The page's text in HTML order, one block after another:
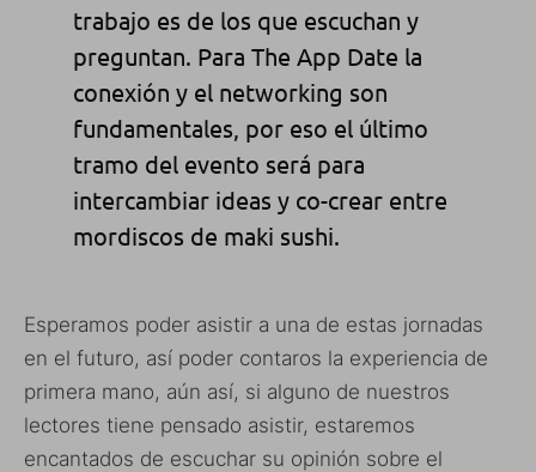
trabajo es de los que escuchan y
preguntan. Para The App Date la
conexión y el networking son
fundamentales, por eso el último
tramo del evento será para
intercambiar ideas y co-crear entre
mordiscos de maki sushi.
Esperamos poder asistir a una de estas jornadas
en el futuro, así poder contaros la experiencia de
primera mano, aún así, si alguno de nuestros
lectores tiene pensado asistir, estaremos
encantados de escuchar su opinión sobre el